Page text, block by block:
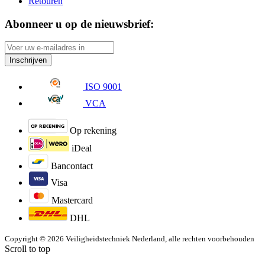
Abonneer u op de nieuwsbrief:
Inschrijven
ISO 9001
VCA
Op rekening
iDeal
Bancontact
Visa
Mastercard
DHL
Copyright © 2026 Veiligheidstechniek Nederland, alle rechten voorbehouden
Scroll to top